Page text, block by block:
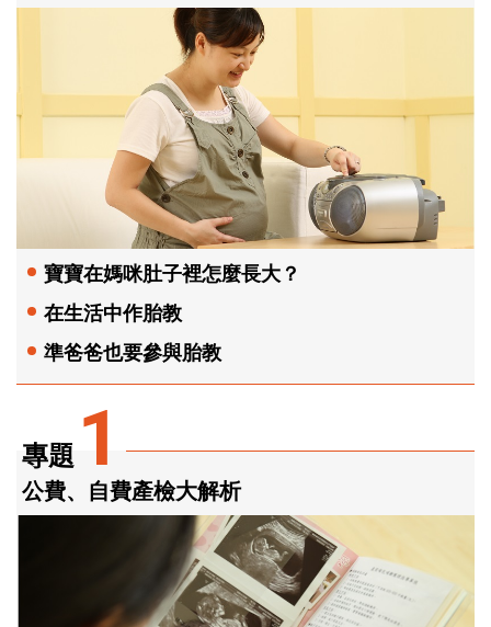
專題 1
公費、自費產檢大解析
寶寶在媽咪肚子裡怎麼長大？
在生活中作胎教
準爸爸也要參與胎教